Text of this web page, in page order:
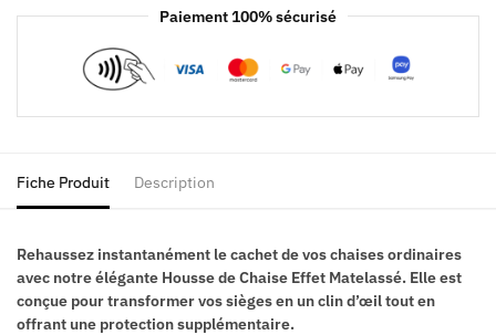
Paiement 100% sécurisé
Fiche Produit Description
Rehaussez instantanément le cachet de vos chaises ordinaires
avec notre élégante Housse de Chaise Effet Matelassé. Elle est
conçue pour transformer vos sièges en un clin d’œil tout en
offrant une protection supplémentaire.